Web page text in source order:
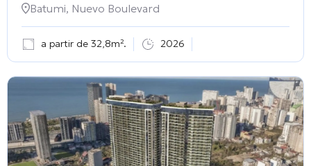
Batumi, Nuevo Boulevard
a partir de 32,8m². 2026